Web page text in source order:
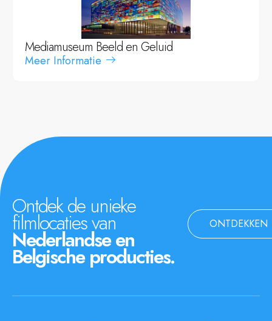
Mediamuseum Beeld en Geluid
Meer Informatie
Ontdek de unieke
filmlocaties van
Nederlandse en
Belgische producties.
ONTDEKKEN